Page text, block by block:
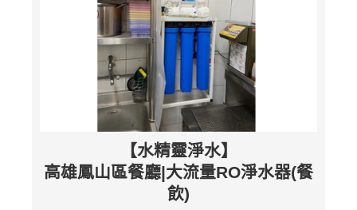
【水精靈淨水】
高雄鳳山區餐廳|大流量RO淨水器(餐
飲)